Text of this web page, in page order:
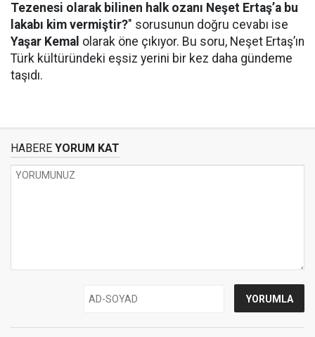
Tezenesi olarak bilinen halk ozanı Neşet Ertaş’a bu
lakabı kim vermiştir?" sorusunun doğru cevabı ise
Yaşar Kemal olarak öne çıkıyor. Bu soru, Neşet Ertaş’ın
Türk kültüründeki eşsiz yerini bir kez daha gündeme
taşıdı.
HABERE YORUM KAT